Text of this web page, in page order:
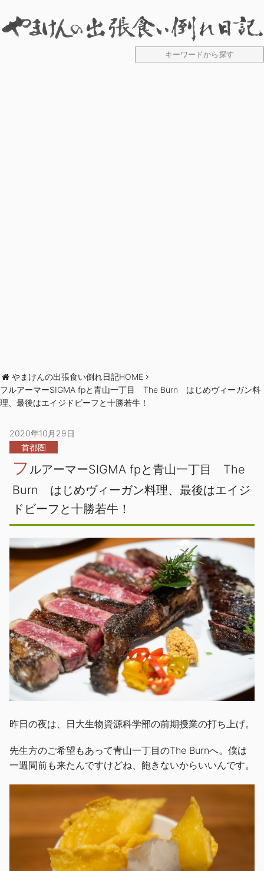
やまけんの出張食い倒れ日記HOME
フルアーマーSIGMA fpと青山一丁目 The Burn はじめヴィーガン料
理、最後はエイジドビーフと十勝若牛！
2020年10月29日
首都圏
フ ルアーマーSIGMA fpと青山一丁目 The
Burn はじめヴィーガン料理、最後はエイジ
ドビーフと十勝若牛！
昨日の夜は、日大生物資源科学部の前期授業の打ち上げ。
先生方のご希望もあって青山一丁目のThe Burnへ。僕は
一週間前も来たんですけどね、飽きないからいいんです。